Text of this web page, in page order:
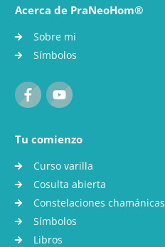
Acerca de PraNeoHom®
Sobre mi
Símbolos
Tu comienzo
Curso varilla
Cosulta abierta
Constelaciones chamánicas
Símbolos
Libros